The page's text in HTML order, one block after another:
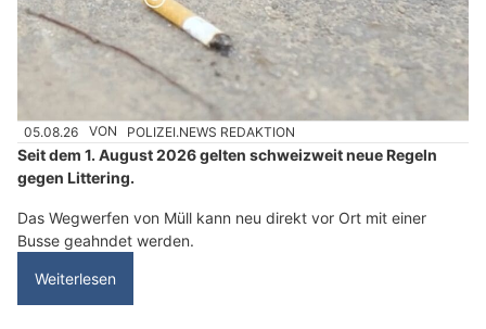
05.08.26 VON POLIZEI.NEWS REDAKTION
Seit dem 1. August 2026 gelten schweizweit neue Regeln
gegen Littering.
Das Wegwerfen von Müll kann neu direkt vor Ort mit einer
Busse geahndet werden.
Weiterlesen